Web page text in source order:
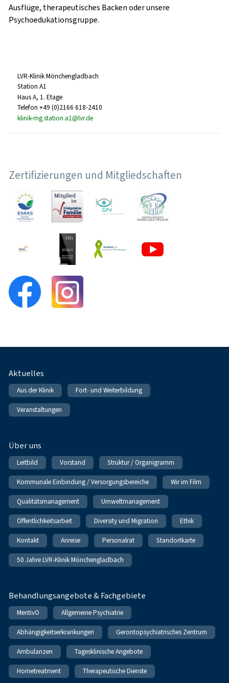
Ausflüge, therapeutisches Backen oder unsere
Psychoedukationsgruppe.
LVR-Klinik Mönchengladbach
Station A1
Haus A, 1. Etage
Telefon +49 (0)2166 618-2410
klinik-mg.station.a1@lvr.de
Zertifizierungen und Mitgliedschaften
Fußnavigation
Aktuelles
Aus der Klinik Fort- und Weiterbildung
Veranstaltungen
Über uns
Leitbild Vorstand Struktur / Organigramm
Kommunale Einbindung / Versorgungsbereiche Wir im Film
Qualitätsmanagement Umweltmanagement
Öffentlichkeitsarbeit Diversity und Migration Ethik
Kontakt Anreise Personalrat Standortkarte
50 Jahre LVR-Klinik Mönchengladbach
Behandlungsangebote & Fachgebiete
MentivO Allgemeine Psychiatrie
Abhängigkeitserkrankungen Gerontopsychiatrisches Zentrum
Ambulanzen Tagesklinische Angebote
Hometreatment Therapeutische Dienste